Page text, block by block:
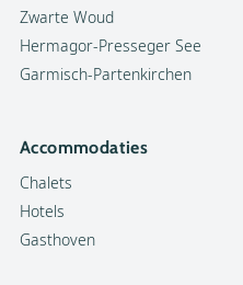
Zwarte Woud
Hermagor-Presseger See
Garmisch-Partenkirchen
Accommodaties
Chalets
Hotels
Gasthoven